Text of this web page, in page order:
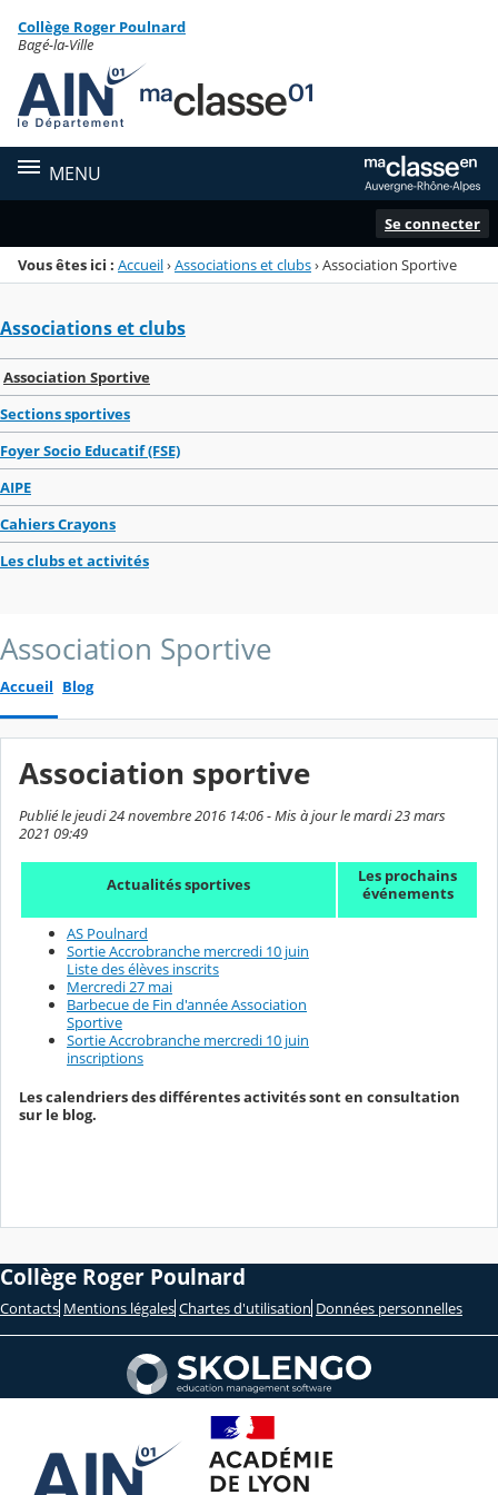
Menu de la rubrique
Contenu
Collège Roger Poulnard
Bagé-la-Ville
MENU
Se connecter
Vous êtes ici : Accueil›Associations et clubs›Association Sportive
Associations et clubs
Association Sportive
Sections sportives
Foyer Socio Educatif (FSE)
AIPE
Cahiers Crayons
Les clubs et activités
Association Sportive
Accueil Blog
Association sportive
Publié le jeudi 24 novembre 2016 14:06 - Mis à jour le mardi 23 mars
2021 09:49
Actualités sportives
Les prochains
événements
AS Poulnard
Sortie Accrobranche mercredi 10 juin
Liste des élèves inscrits
Mercredi 27 mai
Barbecue de Fin d'année Association
Sportive
Sortie Accrobranche mercredi 10 juin
inscriptions
Les calendriers des différentes activités sont en consultation
sur le blog.
Collège Roger Poulnard
Contacts Mentions légales Chartes d'utilisation Données personnelles